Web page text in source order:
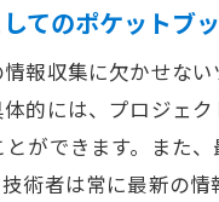
未来に向けた土木技
てのポケットブ
報収集に欠かせな
的には、プロジェ
ができます。また
術者は常に最新の